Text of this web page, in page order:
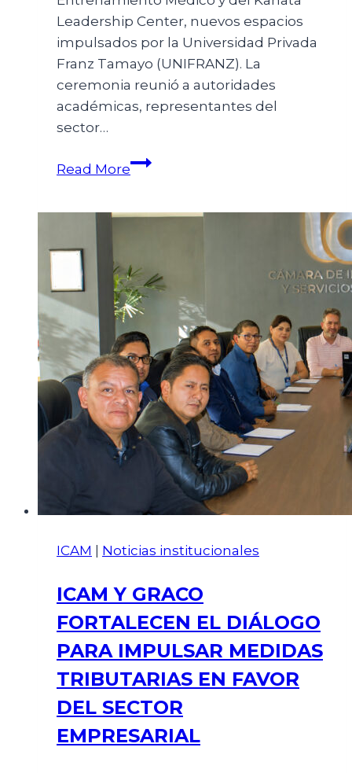
Leadership Center, nuevos espacios
impulsados por la Universidad Privada
Franz Tamayo (UNIFRANZ). La
ceremonia reunió a autoridades
académicas, representantes del
sector…
Read More
ICAM Noticias institucionales
ICAM Y GRACO
FORTALECEN EL DIÁLOGO
PARA IMPULSAR MEDIDAS
TRIBUTARIAS EN FAVOR
DEL SECTOR
EMPRESARIAL